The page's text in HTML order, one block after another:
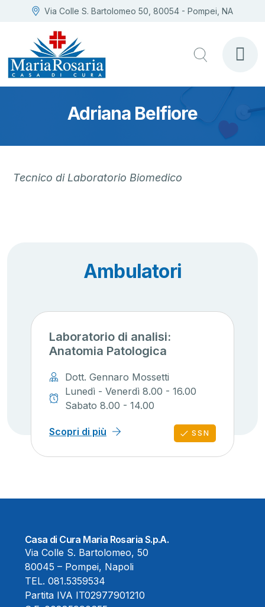
Via Colle S. Bartolomeo 50, 80054 - Pompei, NA
Adriana Belfiore
Tecnico di Laboratorio Biomedico
Ambulatori
Laboratorio di analisi:
Anatomia Patologica
Dott. Gennaro Mossetti
Lunedì - Venerdì 8.00 - 16.00
Sabato 8.00 - 14.00
Scopri di più SSN
Casa di Cura Maria Rosaria S.p.A.
Via Colle S. Bartolomeo, 50
80045 – Pompei, Napoli
TEL. 081.5359534
Partita IVA IT02977901210